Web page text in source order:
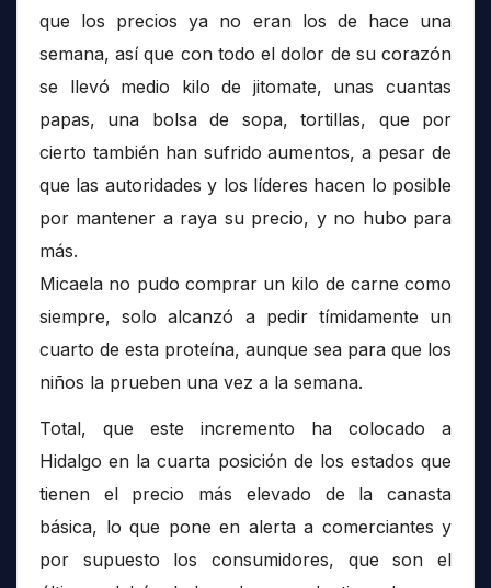
que los precios ya no eran los de hace una
semana, así que con todo el dolor de su corazón
se llevó medio kilo de jitomate, unas cuantas
papas, una bolsa de sopa, tortillas, que por
cierto también han sufrido aumentos, a pesar de
que las autoridades y los líderes hacen lo posible
por mantener a raya su precio, y no hubo para
más.
Micaela no pudo comprar un kilo de carne como
siempre, solo alcanzó a pedir tímidamente un
cuarto de esta proteína, aunque sea para que los
niños la prueben una vez a la semana.
Total, que este incremento ha colocado a
Hidalgo en la cuarta posición de los estados que
tienen el precio más elevado de la canasta
básica, lo que pone en alerta a comerciantes y
por supuesto los consumidores, que son el